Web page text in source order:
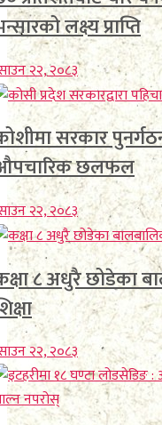
लक्ष्य प्राप्ति
२२, २०८३
सरकार
छलफल
२२, २०८३
८ अधुरै छोडेका
२२, २०८३